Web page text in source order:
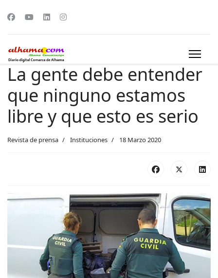
La gente debe entender
que ninguno estamos
libre y que esto es serio
Revista de prensa Instituciones 18 Marzo 2020